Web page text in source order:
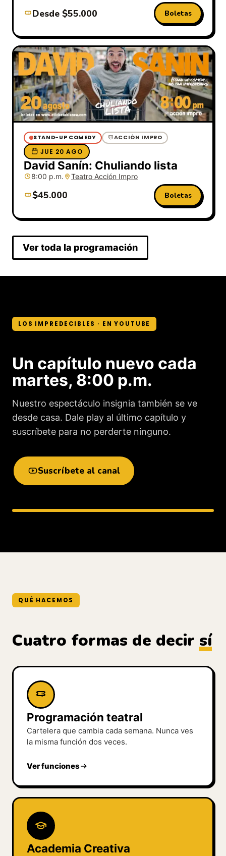
Desde $55.000 Boletas
STAND-UP COMEDY ACCIÓN IMPRO
JUE 20 AGO
David Sanín: Chuliando lista
8:00 p.m. Teatro Acción Impro
$45.000 Boletas
Ver toda la programación
LOS IMPREDECIBLES · EN YOUTUBE
Un capítulo nuevo cada
martes, 8:00 p.m.
Nuestro espectáculo insignia también se ve
desde casa. Dale play al último capítulo y
suscríbete para no perderte ninguno.
Suscríbete al canal
QUÉ HACEMOS
Cuatro formas de decir sí
Programación teatral
Cartelera que cambia cada semana. Nunca ves
la misma función dos veces.
Ver funciones
Academia Creativa